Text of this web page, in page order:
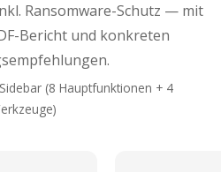
Ransomware-Schutz — mit
Bericht und konkreten
(8 Hauptfunktionen + 4